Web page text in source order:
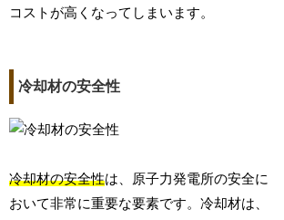
コストが高くなってしまいます。
冷却材の安全性
冷却材の安全性は、原子力発電所の安全に
おいて非常に重要な要素です。冷却材は、